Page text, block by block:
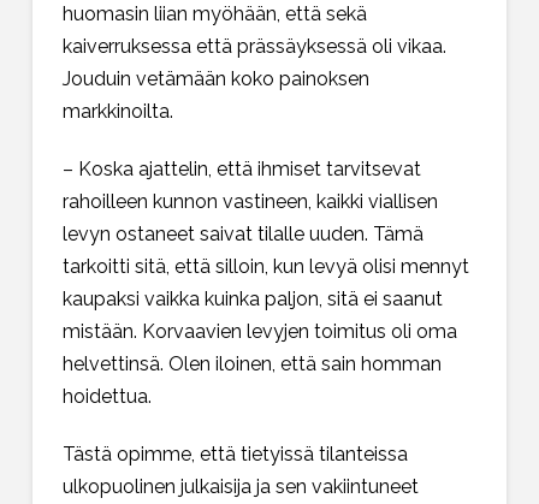
huomasin liian myöhään, että sekä
kaiverruksessa että prässäyksessä oli vikaa.
Jouduin vetämään koko painoksen
markkinoilta.
– Koska ajattelin, että ihmiset tarvitsevat
rahoilleen kunnon vastineen, kaikki viallisen
levyn ostaneet saivat tilalle uuden. Tämä
tarkoitti sitä, että silloin, kun levyä olisi mennyt
kaupaksi vaikka kuinka paljon, sitä ei saanut
mistään. Korvaavien levyjen toimitus oli oma
helvettinsä. Olen iloinen, että sain homman
hoidettua.
Tästä opimme, että tietyissä tilanteissa
ulkopuolinen julkaisija ja sen vakiintuneet